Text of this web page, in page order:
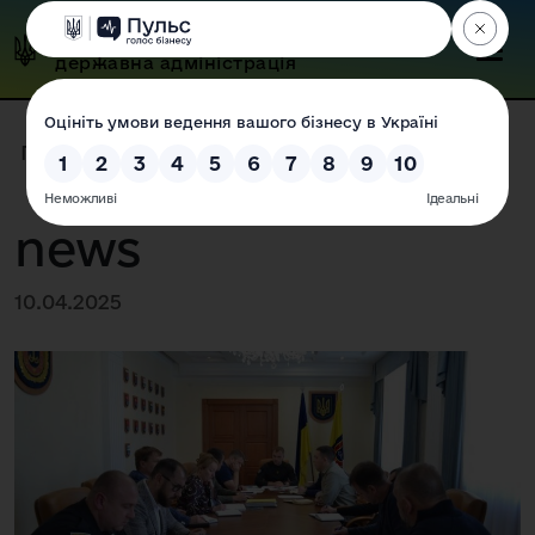
Одеська обласна
державна адміністрація
Головна Прес-центр | Новини | news
news
10.04.2025